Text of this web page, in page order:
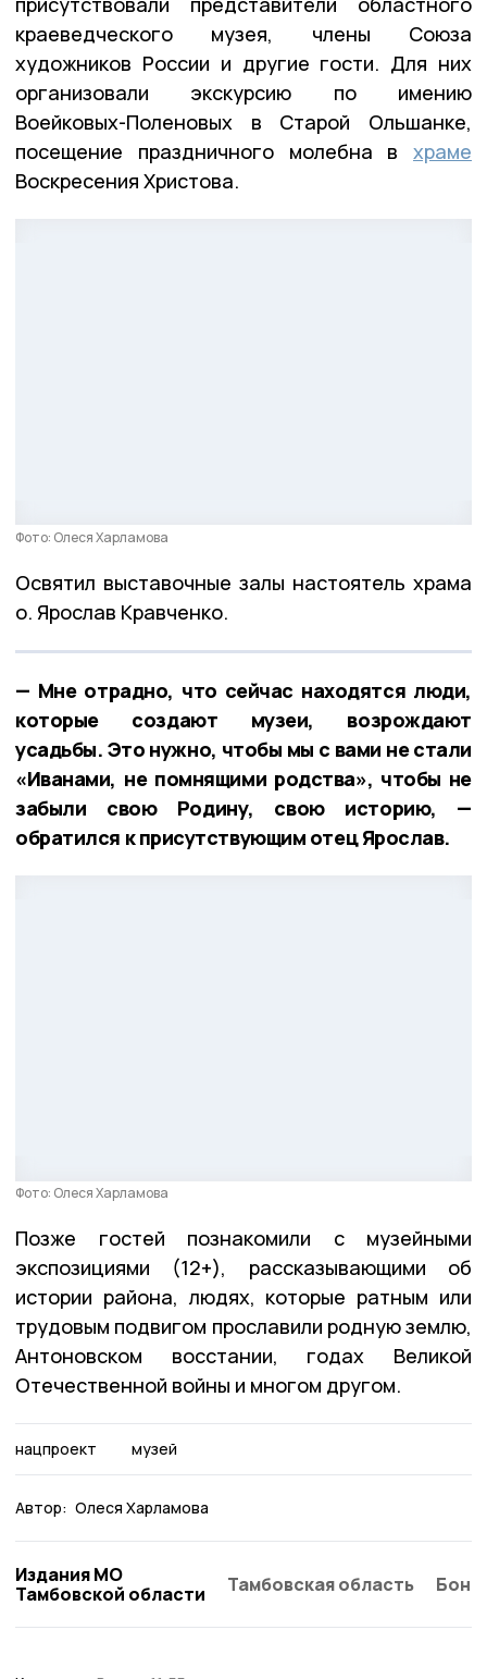
краеведческого музея, члены Союза
художников России и другие гости. Для них
организовали экскурсию по имению
Воейковых-Поленовых в Старой Ольшанке,
посещение праздничного молебна в храме
Воскресения Христова.
Фото: Олеся Харламова
Освятил выставочные залы настоятель храма
о. Ярослав Кравченко.
— Мне отрадно, что сейчас находятся люди,
которые создают музеи, возрождают
усадьбы. Это нужно, чтобы мы с вами не стали
«Иванами, не помнящими родства», чтобы не
забыли свою Родину, свою историю, —
обратился к присутствующим отец Ярослав.
Фото: Олеся Харламова
Позже гостей познакомили с музейными
экспозициями (12+), рассказывающими об
истории района, людях, которые ратным или
трудовым подвигом прославили родную землю,
Антоновском восстании, годах Великой
Отечественной войны и многом другом.
нацпроект музей
Автор: Олеся Харламова
Издания МО
Тамбовской области
Тамбовская область